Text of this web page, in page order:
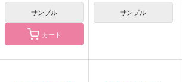
サンプル
カート
サンプル